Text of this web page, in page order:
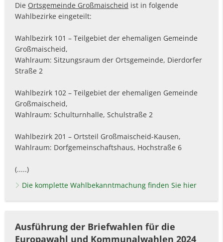
Die Ortsgemeinde Großmaischeid ist in folgende
Wahlbezirke eingeteilt:
Wahlbezirk 101 – Teilgebiet der ehemaligen Gemeinde
Großmaischeid,
Wahlraum: Sitzungsraum der Ortsgemeinde, Dierdorfer
Straße 2
Wahlbezirk 102 – Teilgebiet der ehemaligen Gemeinde
Großmaischeid,
Wahlraum: Schulturnhalle, Schulstraße 2
Wahlbezirk 201 – Ortsteil Großmaischeid-Kausen,
Wahlraum: Dorfgemeinschaftshaus, Hochstraße 6
(.....)
Die komplette Wahlbekanntmachung finden Sie hier
Ausführung der Briefwahlen für die
Europawahl und Kommunalwahlen 2024